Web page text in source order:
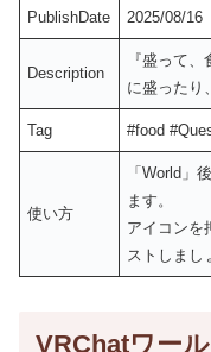
PublishDate 2025/08/16
Description
『盛って
に盛ったり
Tag #food
使い方
「World」
ます。
アイコンを
ストしまし
VRChatワー